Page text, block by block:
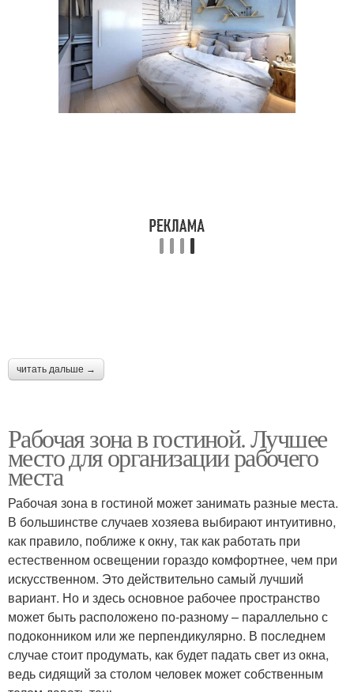
читать дальше →
Рабочая зона в гостиной. Лучшее
место для организации рабочего
места
Рабочая зона в гостиной может занимать разные места.
В большинстве случаев хозяева выбирают интуитивно,
как правило, поближе к окну, так как работать при
естественном освещении гораздо комфортнее, чем при
искусственном. Это действительно самый лучший
вариант. Но и здесь основное рабочее пространство
может быть расположено по-разному – параллельно с
подоконником или же перпендикулярно. В последнем
случае стоит продумать, как будет падать свет из окна,
ведь сидящий за столом человек может собственным